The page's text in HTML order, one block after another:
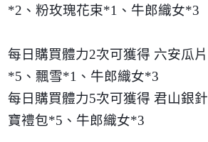
*2 、粉玫瑰花束*1 、牛郎織女*3
每日購買體力2次可獲得 六安瓜片
*5 、飄雪*1 、牛郎織女*3
每日購買體力5次可獲得 君山銀針
寶禮包*5 、牛郎織女*3